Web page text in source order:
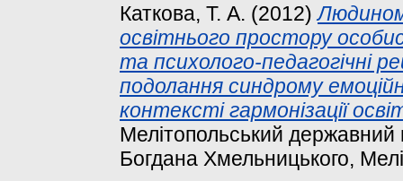
Каткова, Т. А. (2012)
освітнього простору
та психолого-педагогічні
подолання синдрому
контексті гармонізації
Мелітопольський державний
Богдана Хмельницького,